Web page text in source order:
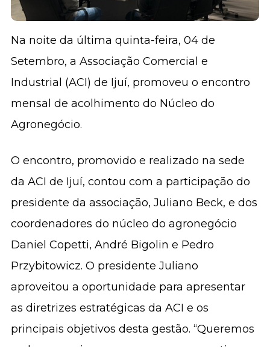
Na noite da última quinta-feira, 04 de
Setembro, a Associação Comercial e
Industrial (ACI) de Ijuí, promoveu o encontro
mensal de acolhimento do Núcleo do
Agronegócio.
O encontro, promovido e realizado na sede
da ACI de Ijuí, contou com a participação do
presidente da associação, Juliano Beck, e dos
coordenadores do núcleo do agronegócio
Daniel Copetti, André Bigolin e Pedro
Przybitowicz. O presidente Juliano
aproveitou a oportunidade para apresentar
as diretrizes estratégicas da ACI e os
principais objetivos desta gestão. “Queremos